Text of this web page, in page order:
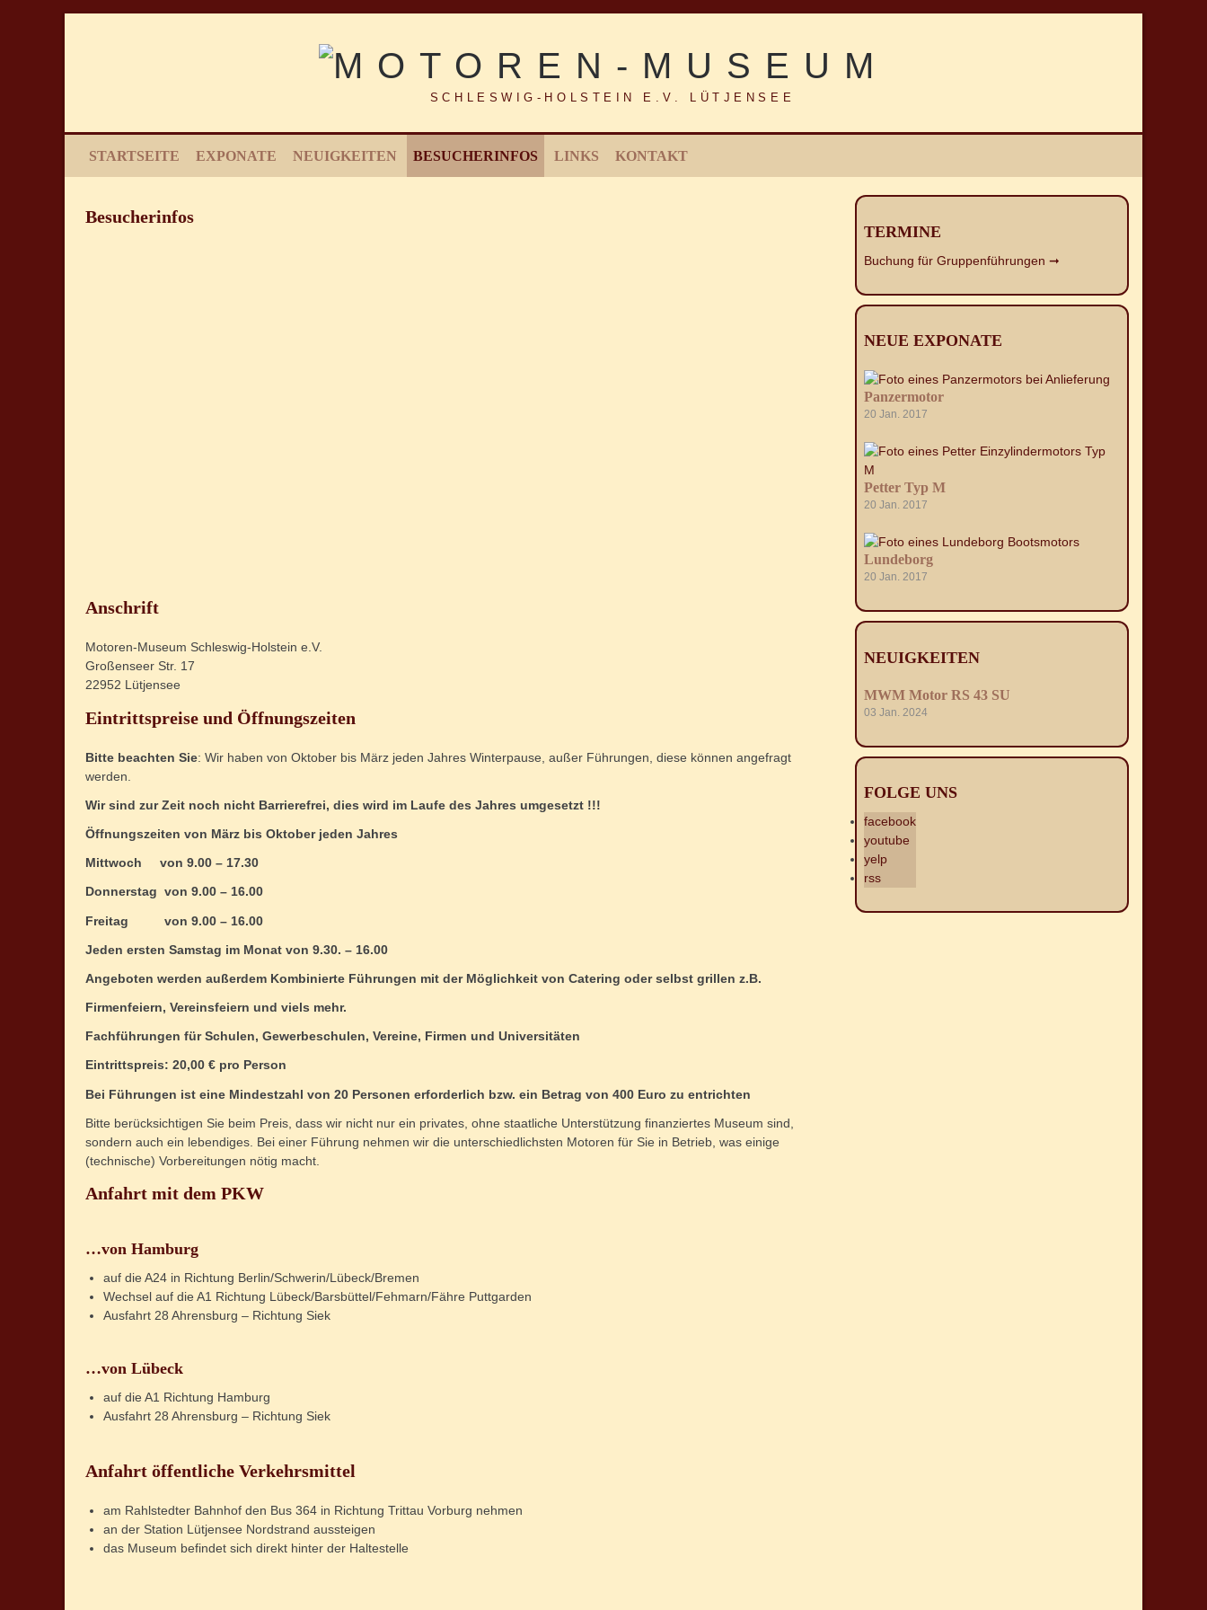
SCHLESWIG-HOLSTEIN E.V. LÜTJENSEE
STARTSEITE EXPONATE NEUIGKEITEN BESUCHERINFOS LINKS KONTAKT
Besucherinfos
Anschrift
Motoren-Museum Schleswig-Holstein e.V.
Großenseer Str. 17
22952 Lütjensee
Eintrittspreise und Öffnungszeiten
Bitte beachten Sie: Wir haben von Oktober bis März jeden Jahres Winterpause, außer Führungen, diese können angefragt
werden.
Wir sind zur Zeit noch nicht Barrierefrei, dies wird im Laufe des Jahres umgesetzt !!!
Öffnungszeiten von März bis Oktober jeden Jahres
Mittwoch von 9.00 – 17.30
Donnerstag von 9.00 – 16.00
Freitag von 9.00 – 16.00
Jeden ersten Samstag im Monat von 9.30. – 16.00
Angeboten werden außerdem Kombinierte Führungen mit der Möglichkeit von Catering oder selbst grillen z.B.
Firmenfeiern, Vereinsfeiern und viels mehr.
Fachführungen für Schulen, Gewerbeschulen, Vereine, Firmen und Universitäten
Eintrittspreis: 20,00 € pro Person
Bei Führungen ist eine Mindestzahl von 20 Personen erforderlich bzw. ein Betrag von 400 Euro zu entrichten
Bitte berücksichtigen Sie beim Preis, dass wir nicht nur ein privates, ohne staatliche Unterstützung finanziertes Museum sind,
sondern auch ein lebendiges. Bei einer Führung nehmen wir die unterschiedlichsten Motoren für Sie in Betrieb, was einige
(technische) Vorbereitungen nötig macht.
Anfahrt mit dem PKW
…von Hamburg
auf die A24 in Richtung Berlin/Schwerin/Lübeck/Bremen
Wechsel auf die A1 Richtung Lübeck/Barsbüttel/Fehmarn/Fähre Puttgarden
Ausfahrt 28 Ahrensburg – Richtung Siek
…von Lübeck
auf die A1 Richtung Hamburg
Ausfahrt 28 Ahrensburg – Richtung Siek
Anfahrt öffentliche Verkehrsmittel
am Rahlstedter Bahnhof den Bus 364 in Richtung Trittau Vorburg nehmen
an der Station Lütjensee Nordstrand aussteigen
das Museum befindet sich direkt hinter der Haltestelle
TERMINE
Buchung für Gruppenführungen ➞
NEUE EXPONATE
Panzermotor
20 Jan. 2017
Petter Typ M
20 Jan. 2017
Lundeborg
20 Jan. 2017
NEUIGKEITEN
MWM Motor RS 43 SU
03 Jan. 2024
FOLGE UNS
facebook
youtube
yelp
rss